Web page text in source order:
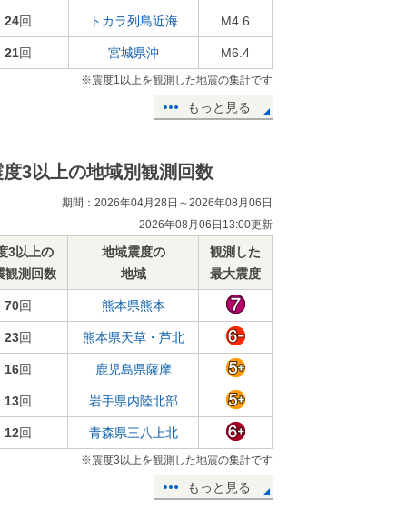
24回 トカラ列島近海 M4.6
21回 宮城県沖 M6.4
※震度1以上を観測した地震の集計です
もっと見る
度3以上の地域別観測回数
期間：2026年04月28日～2026年08月06日
2026年08月06日13:00更新
3以上の
観測回数
地域震度の
地域
観測した
最大震度
70回 熊本県熊本
23回 熊本県天草・芦北
16回 鹿児島県薩摩
13回 岩手県内陸北部
12回 青森県三八上北
※震度3以上を観測した地震の集計です
もっと見る